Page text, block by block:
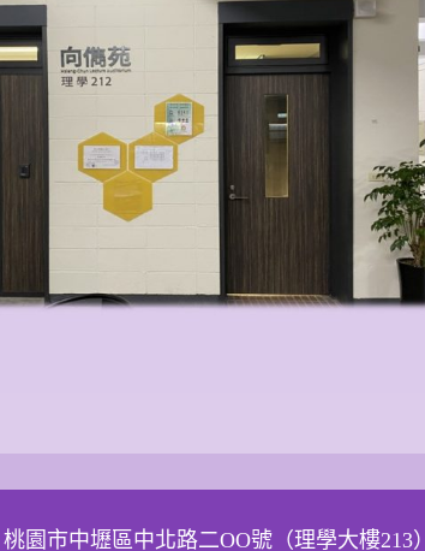
桃園市中壢區中北路二OO號（理學大樓213）